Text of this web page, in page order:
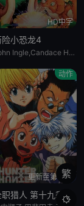
HD中字
险小恐龙4
John Ingle,Candace Hutson,Heather Hogan,Rob Paulsen,Jeff Bennett,Scott McAfee,Carol Bruce
动作
更新至第92话
猎人 第十九季99
繁
